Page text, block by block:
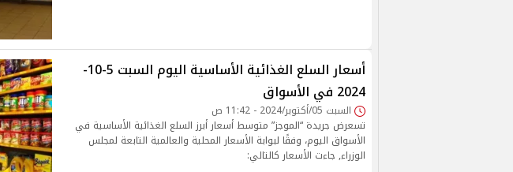
أسعار السلع الغذائية الأساسية اليوم السبت 5-10-
2024 في الأسواق
السبت 05/أكتوبر/2024 - 11:42 ص
تسعرض جريدة “الموجز” متوسط أسعار أبرز السلع الغذائية الأساسية في
الأسواق اليوم، وفقًا لبوابة الأسعار المحلية والعالمية التابعة لمجلس
الوزراء, جاءت الأسعار كالتالي: